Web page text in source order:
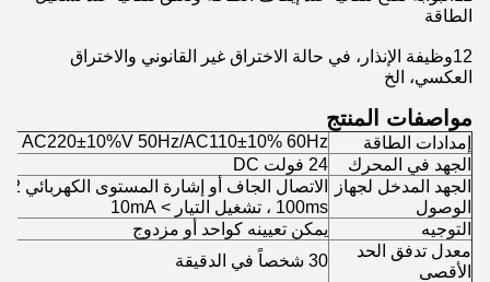
الطاقة
12وظيفة الإنذار، في حالة الاختراق غير القانوني والاختراق
العكسي، الخ
مواصفات المنتج
إمدادات الطاقة
AC220±10%V 50Hz/AC110±10% 60Hz
الجهد في المحرك
24 فولت DC
الجهد المدخل لجهاز
الوصول
100ms ، تشغيل التيار > 10mA
التوجيه
يمكن تعيينه كواحد أو مزدوج
معدل تدفق الحد
الأقصى
30 شخصاً في الدقيقة